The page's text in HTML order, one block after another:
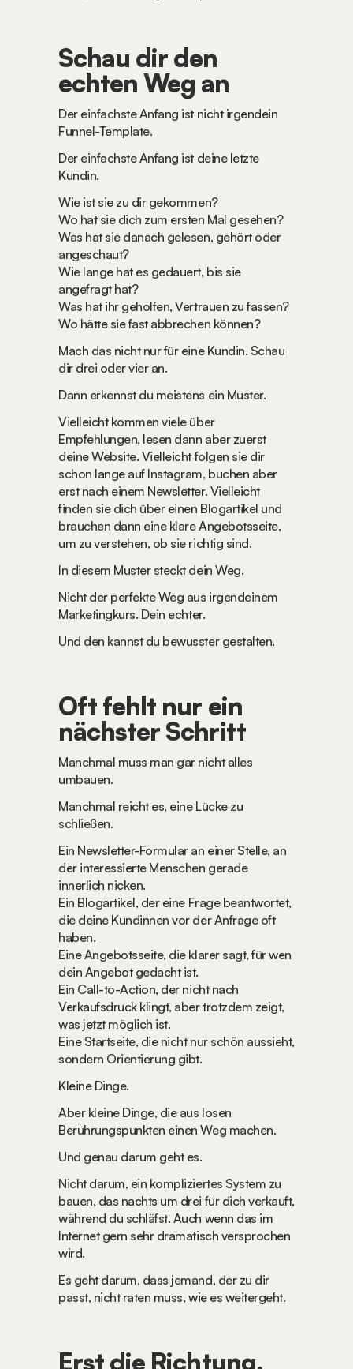
Schau dir den
echten Weg an
Der einfachste Anfang ist nicht irgendein
Funnel-Template.
Der einfachste Anfang ist deine letzte
Kundin.
Wie ist sie zu dir gekommen?
Wo hat sie dich zum ersten Mal gesehen?
Was hat sie danach gelesen, gehört oder
angeschaut?
Wie lange hat es gedauert, bis sie
angefragt hat?
Was hat ihr geholfen, Vertrauen zu fassen?
Wo hätte sie fast abbrechen können?
Mach das nicht nur für eine Kundin. Schau
dir drei oder vier an.
Dann erkennst du meistens ein Muster.
Vielleicht kommen viele über
Empfehlungen, lesen dann aber zuerst
deine Website. Vielleicht folgen sie dir
schon lange auf Instagram, buchen aber
erst nach einem Newsletter. Vielleicht
finden sie dich über einen Blogartikel und
brauchen dann eine klare Angebotsseite,
um zu verstehen, ob sie richtig sind.
In diesem Muster steckt dein Weg.
Nicht der perfekte Weg aus irgendeinem
Marketingkurs. Dein echter.
Und den kannst du bewusster gestalten.
Oft fehlt nur ein
nächster Schritt
Manchmal muss man gar nicht alles
umbauen.
Manchmal reicht es, eine Lücke zu
schließen.
Ein Newsletter-Formular an einer Stelle, an
der interessierte Menschen gerade
innerlich nicken.
Ein Blogartikel, der eine Frage beantwortet,
die deine Kundinnen vor der Anfrage oft
haben.
Eine Angebotsseite, die klarer sagt, für wen
dein Angebot gedacht ist.
Ein Call-to-Action, der nicht nach
Verkaufsdruck klingt, aber trotzdem zeigt,
was jetzt möglich ist.
Eine Startseite, die nicht nur schön aussieht,
sondern Orientierung gibt.
Kleine Dinge.
Aber kleine Dinge, die aus losen
Berührungspunkten einen Weg machen.
Und genau darum geht es.
Nicht darum, ein kompliziertes System zu
bauen, das nachts um drei für dich verkauft,
während du schläfst. Auch wenn das im
Internet gern sehr dramatisch versprochen
wird.
Es geht darum, dass jemand, der zu dir
passt, nicht raten muss, wie es weitergeht.
Erst die Richtung,